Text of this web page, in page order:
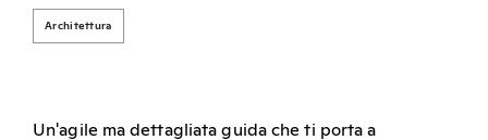
Architettura
Un'agile ma dettagliata guida che ti porta a